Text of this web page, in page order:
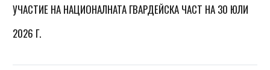
УЧАСТИЕ НА НАЦИОНАЛНАТА ГВАРДЕЙСКА ЧАСТ НА 30 ЮЛИ
2026 Г.